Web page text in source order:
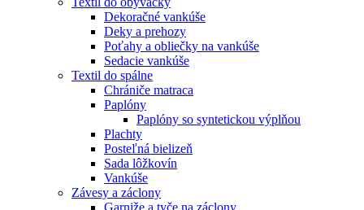
Dekoračné vankúše
Deky a prehozy
Poťahy a obliečky na vankúše
Sedacie vankúše
Textil do spálne
Chrániče matraca
Paplóny
Paplóny so syntetickou výplňou
Plachty
Posteľná bielizeň
Sada lôžkovín
Vankúše
Závesy a záclony
Garniže a tyče na záclony